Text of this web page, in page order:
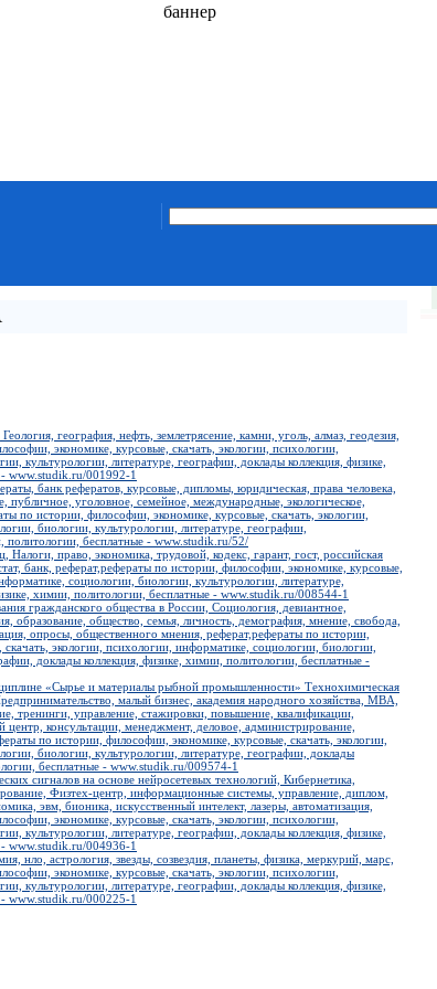
баннер
география, нефть, землетрясение, камни, уголь, алмаз, геодезия,
экономике, курсовые, скачать, экологии, психологии,
культурологии, литературе, географии, доклады коллекция, физике,
www.studik.ru/001992-1
банк рефератов, курсовые, дипломы, юридическая, права человека,
публичное, уголовное, семейное, международные, экологическое,
по истории, философии, экономике, курсовые, скачать, экологии,
биологии, культурологии, литературе, географии,
политологии, бесплатные - www.studik.ru/52/
Налоги, право, экономика, трудовой, кодекс, гарант, гост, российская
банк, реферат,рефераты по истории, философии, экономике, курсовые,
социологии, биологии, культурологии, литературе,
химии, политологии, бесплатные - www.studik.ru/008544-1
гражданского общества в России, Социология, девиантное,
образование, общество, семья, личность, демография, мнение, свобода,
опросы, общественного мнения, реферат,рефераты по истории,
экологии, психологии, информатике, социологии, биологии,
доклады коллекция, физике, химии, политологии, бесплатные -
«Сырье и материалы рыбной промышленности» Технохимическая
малый бизнес, академия народного хозяйства, MBA,
тренинги, управление, стажировки, повышение, квалификации,
центр, консультации, менеджмент, деловое, администрирование,
по истории, философии, экономике, курсовые, скачать, экологии,
биологии, культурологии, литературе, географии, доклады
бесплатные - www.studik.ru/009574-1
сигналов на основе нейросетевых технологий, Кибернетика,
Физтех-центр, информационные системы, управление, диплом,
эвм, бионика, искусственный интелект, лазеры, автоматизация,
экономике, курсовые, скачать, экологии, психологии,
культурологии, литературе, географии, доклады коллекция, физике,
www.studik.ru/004936-1
нло, астрология, звезды, созвездия, планеты, физика, меркурий, марс,
экономике, курсовые, скачать, экологии, психологии,
культурологии, литературе, географии, доклады коллекция, физике,
www.studik.ru/000225-1